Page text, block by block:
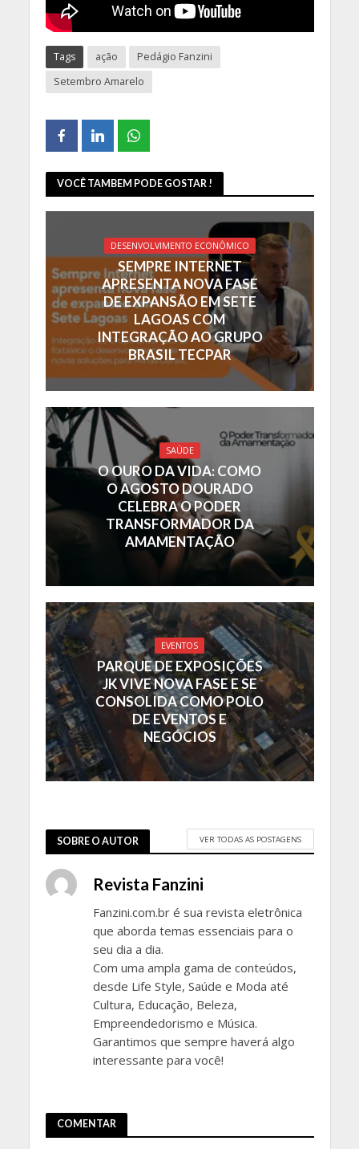
Tags ação
Pedágio Fanzini
Setembro Amarelo
VOCÊ TAMBEM PODE GOSTAR !
DESENVOLVIMENTO ECONÔMICO
SEMPRE INTERNET
APRESENTA NOVA FASE
DE EXPANSÃO EM SETE
LAGOAS COM
INTEGRAÇÃO AO GRUPO
BRASIL TECPAR
SAÚDE
O OURO DA VIDA: COMO
O AGOSTO DOURADO
CELEBRA O PODER
TRANSFORMADOR DA
AMAMENTAÇÃO
EVENTOS
PARQUE DE EXPOSIÇÕES
JK VIVE NOVA FASE E SE
CONSOLIDA COMO POLO
DE EVENTOS E
NEGÓCIOS
SOBRE O AUTOR VER TODAS AS POSTAGENS
Revista Fanzini
Fanzini.com.br é sua revista eletrônica
que aborda temas essenciais para o
seu dia a dia.
Com uma ampla gama de conteúdos,
desde Life Style, Saúde e Moda até
Cultura, Educação, Beleza,
Empreendedorismo e Música.
Garantimos que sempre haverá algo
interessante para você!
COMENTAR